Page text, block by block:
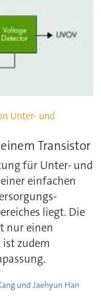
Unter- und
Transistor
für Unter- und
einfachen
liegt. Die
nur einen
zudem
und Jaehyun Han